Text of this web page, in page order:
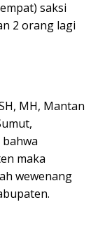
saksi
2 orang lagi
MH, Mantan
maka
wewenang